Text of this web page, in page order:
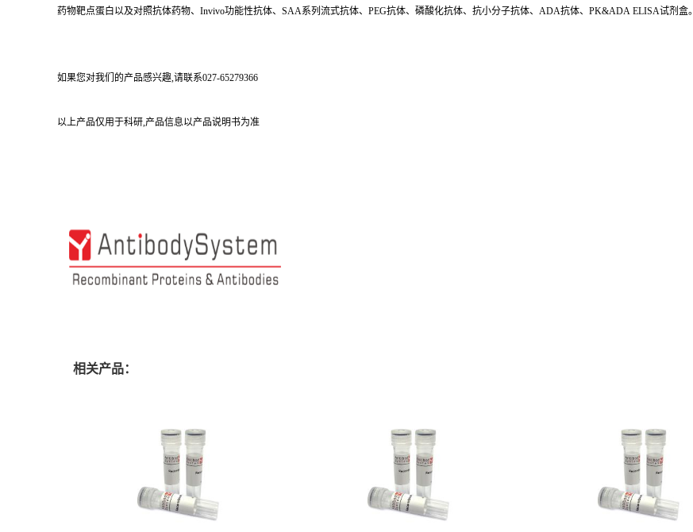
药物靶点蛋白以及对照抗体药物、Invivo功能性抗体、SAA系列流式抗体、PEG抗体、磷酸化抗体、抗小分子抗体、ADA抗体、PK&ADA ELISA试剂盒。
如果您对我们的产品感兴趣,请联系027-65279366
以上产品仅用于科研,产品信息以产品说明书为准
相关产品：